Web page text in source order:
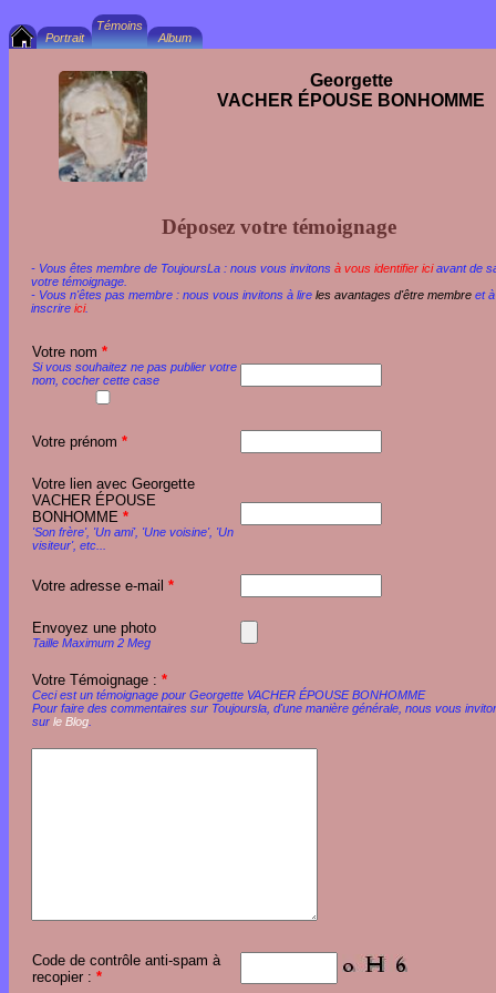
Georgette
VACHER ÉPOUSE BONHOMME
Déposez votre témoignage
- Vous êtes membre de ToujoursLa : nous vous invitons à vous identifier iciavant de
votre témoignage.
- Vous n'êtes pas membre : nous vous invitons à lire les avantages d'être membre et
inscrire ici.
Votre nom *
Si vous souhaitez ne pas publier votre
nom, cocher cette case
Votre prénom *
Votre lien avec Georgette
VACHER ÉPOUSE
BONHOMME *
'Son frère', 'Un ami', 'Une voisine', 'Un
visiteur', etc...
Votre adresse e-mail *
Envoyez une photo
Taille Maximum 2 Meg
Votre Témoignage : *
Ceci est un témoignage pour Georgette VACHER ÉPOUSE BONHOMME
Pour faire des commentaires sur Toujoursla, d'une manière générale, nous vous
sur le Blog
Code de contrôle anti-spam à
recopier : *